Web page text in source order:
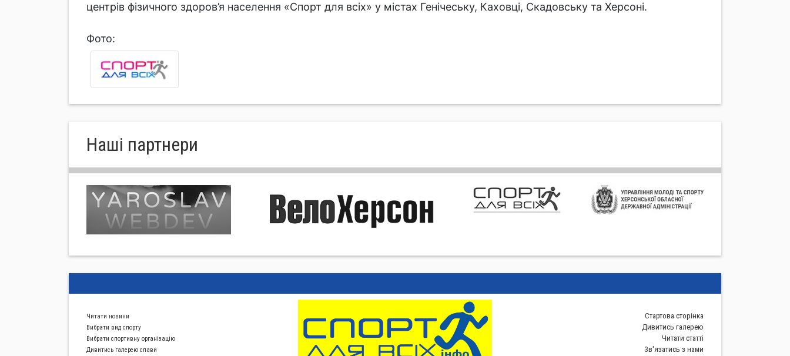
центрів фізичного здоров’я населення «Спорт для всіх» у містах Генічеську, Каховці, Скадовську та Херсоні.
Фото:
Нашi партнери
Читати новини
Вибрати вид спорту
Вибрати спортивну органiзацiю
Дивитись галерею слави
Стартова сторiнка
Дивитись галерею
Читати статті
Зв'язатись з нами